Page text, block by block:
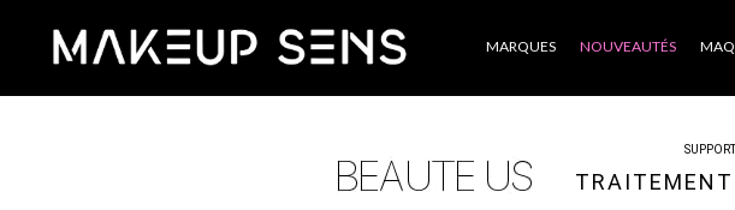
Catégories MARQUES NOUVEAUTÉS
TRAITEMENT